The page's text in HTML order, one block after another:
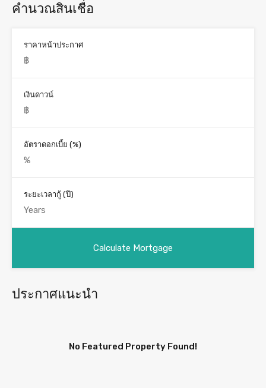
คำนวณสินเชื่อ
ราคาหน้าประกาศ
เงินดาวน์
อัตราดอกเบี้ย (%)
ระยะเวลากู้ (ปี)
ประกาศแนะนำ
No Featured Property Found!